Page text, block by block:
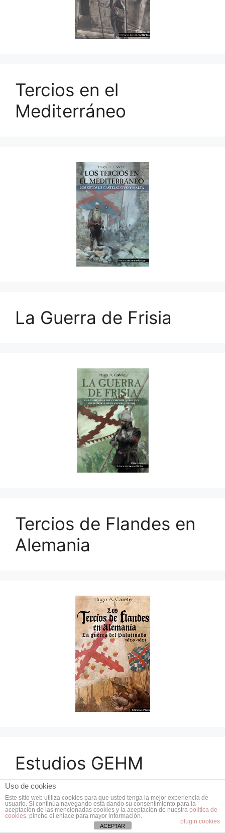
Tercios en el
Mediterráneo
La Guerra de Frisia
Tercios de Flandes en
Alemania
Estudios GEHM
Uso de cookies
Este sitio web utiliza cookies para que usted tenga la mejor experiencia de
usuario. Si continúa navegando está dando su consentimiento para la
aceptación de las mencionadas cookies y la aceptación de nuestra política de
cookies, pinche el enlace para mayor información.
plugin cookies
ACEPTAR